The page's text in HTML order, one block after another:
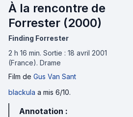
À la rencontre de
Forrester (2000)
Finding Forrester
2 h 16 min. Sortie : 18 avril 2001
(France). Drame
Film de Gus Van Sant
blackula a mis 6/10.
Annotation :